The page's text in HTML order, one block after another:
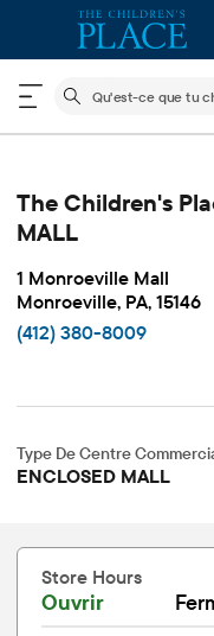
Le champ de
The Children's
MALL
1 Monroeville Mall
Monroeville, PA, 15146
(412) 380-8009
Type De Centre
ENCLOSED MALL
Store Hours
Ouvrir